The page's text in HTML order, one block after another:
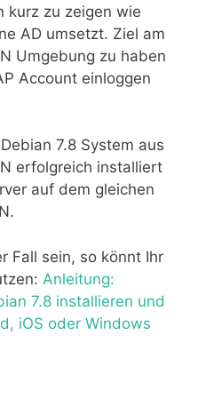
kurz zu zeigen wie
AD umsetzt. Ziel am
Umgebung zu haben
Account einloggen
7.8 System aus
erfolgreich installiert
auf dem gleichen
Fall sein, so könnt Ihr
Anleitung:
7.8 installieren und
iOS oder Windows